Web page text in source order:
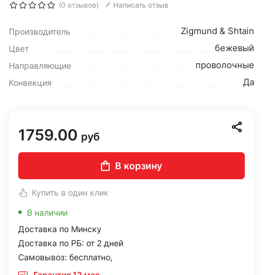
(0 отзывов) Написать отзыв
Производитель Zigmund & Shtain
Цвет бежевый
Направляющие проволочные
Конвекция Да
1759.00 руб
В корзину
Купить в один клик
В наличии
Доставка по Минску
Доставка по РБ: от 2 дней
Самовывоз: бесплатно,